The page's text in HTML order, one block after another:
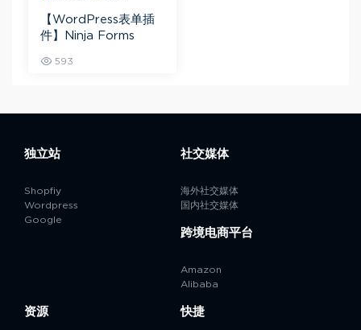
【WordPress表单插
件】Ninja Forms
593
独立站
Shopfiy
Wordpress
Google
社交媒体
海外社交媒体
国内社交媒体
跨境电商平台
Amazon
Alibaba
资源 快捷